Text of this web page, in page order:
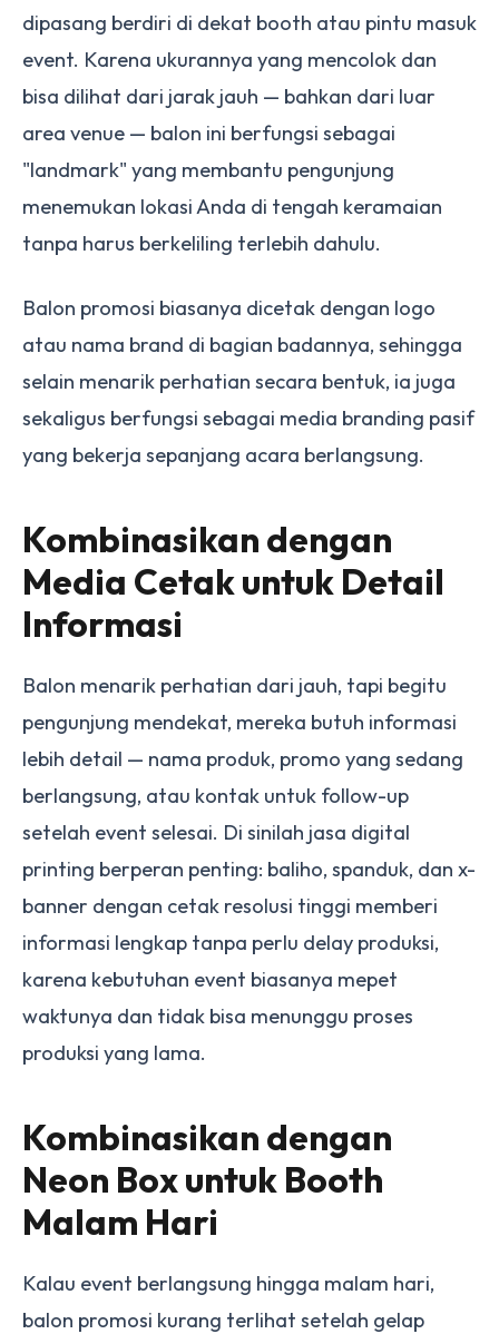
dipasang berdiri di dekat booth atau pintu masuk
event. Karena ukurannya yang mencolok dan
bisa dilihat dari jarak jauh — bahkan dari luar
area venue — balon ini berfungsi sebagai
"landmark" yang membantu pengunjung
menemukan lokasi Anda di tengah keramaian
tanpa harus berkeliling terlebih dahulu.
Balon promosi biasanya dicetak dengan logo
atau nama brand di bagian badannya, sehingga
selain menarik perhatian secara bentuk, ia juga
sekaligus berfungsi sebagai media branding pasif
yang bekerja sepanjang acara berlangsung.
Kombinasikan dengan
Media Cetak untuk Detail
Informasi
Balon menarik perhatian dari jauh, tapi begitu
pengunjung mendekat, mereka butuh informasi
lebih detail — nama produk, promo yang sedang
berlangsung, atau kontak untuk follow-up
setelah event selesai. Di sinilah jasa digital
printing berperan penting: baliho, spanduk, dan x-
banner dengan cetak resolusi tinggi memberi
informasi lengkap tanpa perlu delay produksi,
karena kebutuhan event biasanya mepet
waktunya dan tidak bisa menunggu proses
produksi yang lama.
Kombinasikan dengan
Neon Box untuk Booth
Malam Hari
Kalau event berlangsung hingga malam hari,
balon promosi kurang terlihat setelah gelap